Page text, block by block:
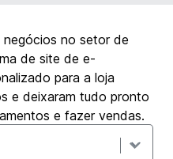
negócios no setor de
de site de e-
para a loja
e deixaram tudo pronto
e fazer vendas.